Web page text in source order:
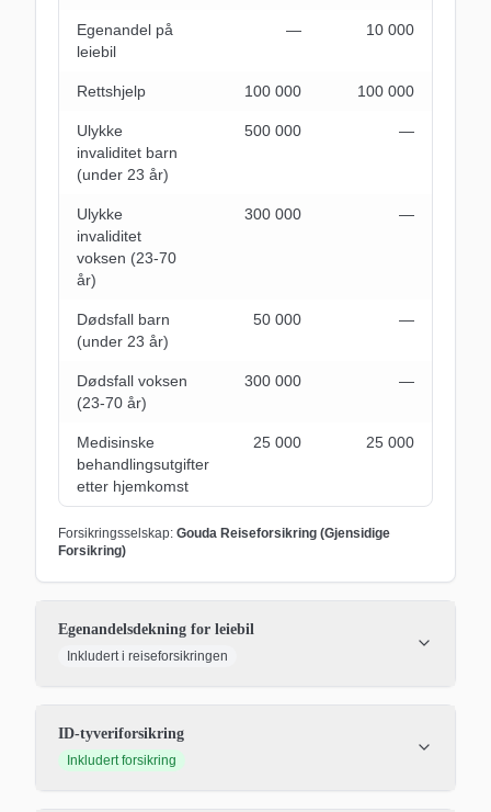
Egenandel på
leiebil
― 10 000
Rettshjelp 100 000 100 000
Ulykke
invaliditet barn
(under 23 år)
500 000 ―
Ulykke
invaliditet
voksen (23-70
år)
300 000 ―
Dødsfall barn
(under 23 år)
50 000 ―
Dødsfall voksen
(23-70 år)
300 000 ―
Medisinske
behandlingsutgifter
etter hjemkomst
25 000 25 000
Forsikringsselskap: Gouda Reiseforsikring (Gjensidige
Forsikring)
Egenandelsdekning for leiebil
Inkludert i reiseforsikringen
ID-tyveriforsikring
Inkludert forsikring